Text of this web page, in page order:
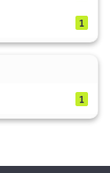
1
1